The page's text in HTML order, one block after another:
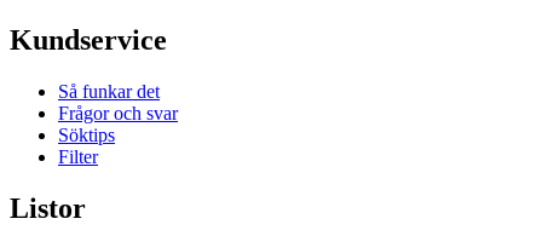
Kundservice
Så funkar det
Frågor och svar
Söktips
Filter
Listor